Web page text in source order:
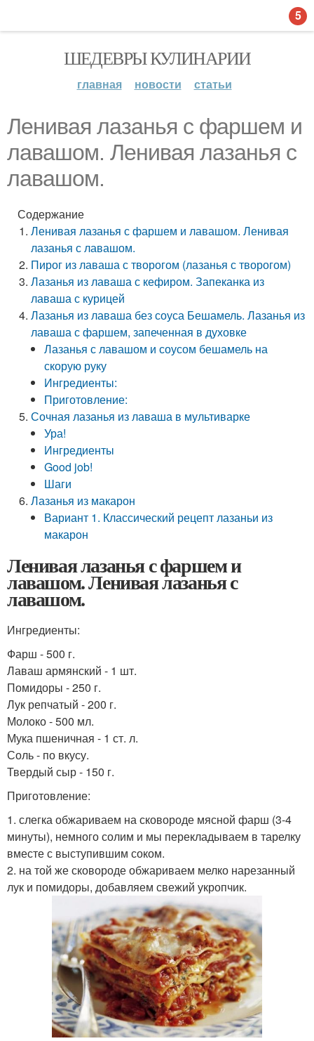
ШЕДЕВРЫ КУЛИНАРИИ
главная новости статьи
Ленивая лазанья с фаршем и
лавашом. Ленивая лазанья с
лавашом.
Содержание
Ленивая лазанья с фаршем и лавашом. Ленивая
лазанья с лавашом.
Пирог из лаваша с творогом (лазанья с творогом)
Лазанья из лаваша с кефиром. Запеканка из
лаваша с курицей
Лазанья из лаваша без соуса Бешамель. Лазанья из
лаваша с фаршем, запеченная в духовке
Лазанья с лавашом и соусом бешамель на
скорую руку
Ингредиенты:
Приготовление:
Сочная лазанья из лаваша в мультиварке
Ура!
Ингредиенты
Good job!
Шаги
Лазанья из макарон
Вариант 1. Классический рецепт лазаньи из
макарон
Ленивая лазанья с фаршем и
лавашом. Ленивая лазанья с
лавашом.
Ингредиенты:
Фарш - 500 г.
Лаваш армянский - 1 шт.
Помидоры - 250 г.
Лук репчатый - 200 г.
Молоко - 500 мл.
Мука пшеничная - 1 ст. л.
Соль - по вкусу.
Твердый сыр - 150 г.
Приготовление:
1. слегка обжариваем на сковороде мясной фарш (3-4
минуты), немного солим и мы перекладываем в тарелку
вместе с выступившим соком.
2. на той же сковороде обжариваем мелко нарезанный
лук и помидоры, добавляем свежий укропчик.
5